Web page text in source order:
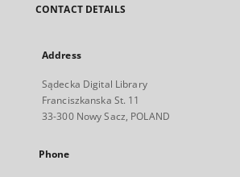
CONTACT DETAILS
Address
Sądecka Digital Library
Franciszkanska St. 11
33-300 Nowy Sacz, POLAND
Phone